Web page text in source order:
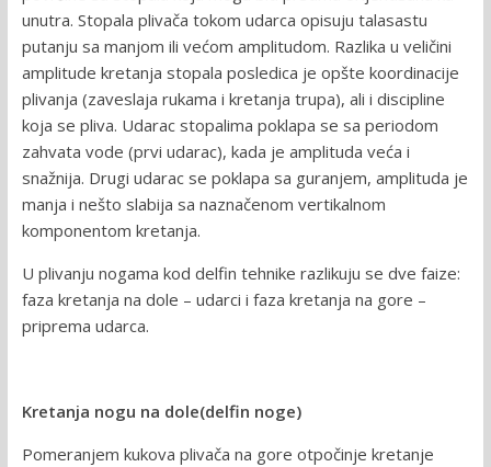
unutra. Stopala plivača tokom udarca opisuju talasastu
putanju sa manjom ili većom amplitudom. Razlika u veličini
amplitude kretanja stopala posledica je opšte koordinacije
plivanja (zaveslaja rukama i kretanja trupa), ali i discipline
koja se pliva. Udarac stopalima poklapa se sa periodom
zahvata vode (prvi udarac), kada je amplituda veća i
snažnija. Drugi udarac se poklapa sa guranjem, amplituda je
manja i nešto slabija sa naznačenom vertikalnom
komponentom kretanja.
U plivanju nogama kod delfin tehnike razlikuju se dve faize:
faza kretanja na dole – udarci i faza kretanja na gore –
priprema udarca.
Kretanja nogu na dole(delfin noge)
Pomeranjem kukova plivača na gore otpočinje kretanje